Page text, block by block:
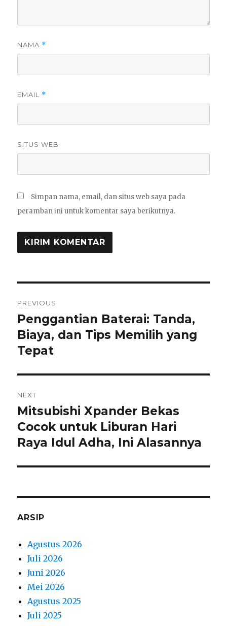
NAMA *
EMAIL *
SITUS WEB
Simpan nama, email, dan situs web saya pada
peramban ini untuk komentar saya berikutnya.
pos
PREVIOUS
Previous
post:
Penggantian Baterai: Tanda,
Biaya, dan Tips Memilih yang
Tepat
NEXT
Next
post:
Mitsubishi Xpander Bekas
Cocok untuk Liburan Hari
Raya Idul Adha, Ini Alasannya
ARSIP
Agustus 2026
Juli 2026
Juni 2026
Mei 2026
Agustus 2025
Juli 2025